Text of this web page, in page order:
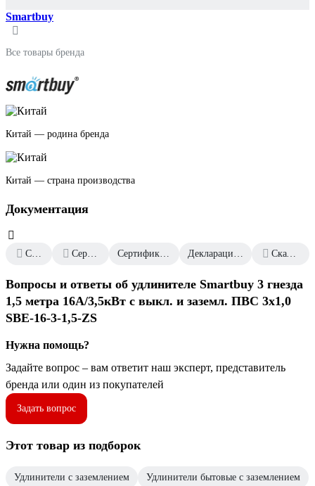
Smartbuy
Все товары бренда
Китай — родина бренда
Китай — страна производства
Документация
Сертификат дилера Сертификаты соответствия Сертификат соответствия от 2024.12.28 Декларация о соответствии от 2025.07.01 Скачать всю документацию
Вопросы и ответы об удлинителе Smartbuy 3 гнезда
1,5 метра 16А/3,5кВт с выкл. и заземл. ПВС 3х1,0
SBE-16-3-1,5-ZS
Нужна помощь?
Задайте вопрос – вам ответит наш эксперт, представитель
бренда или один из покупателей
Задать вопрос
Этот товар из подборок
Удлинители с заземлением Удлинители бытовые с заземлением